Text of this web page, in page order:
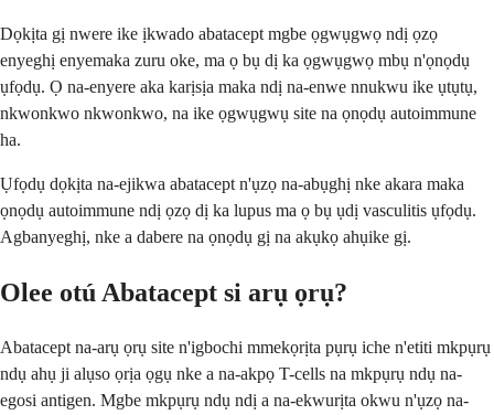
Dọkịta gị nwere ike ịkwado abatacept mgbe ọgwụgwọ ndị ọzọ
enyeghị enyemaka zuru oke, ma ọ bụ dị ka ọgwụgwọ mbụ n'ọnọdụ
ụfọdụ. Ọ na-enyere aka karịsịa maka ndị na-enwe nnukwu ike ụtụtụ,
nkwonkwo nkwonkwo, na ike ọgwụgwụ site na ọnọdụ autoimmune
ha.
Ụfọdụ dọkịta na-ejikwa abatacept n'ụzọ na-abụghị nke akara maka
ọnọdụ autoimmune ndị ọzọ dị ka lupus ma ọ bụ ụdị vasculitis ụfọdụ.
Agbanyeghị, nke a dabere na ọnọdụ gị na akụkọ ahụike gị.
Olee otú Abatacept si arụ ọrụ?
Abatacept na-arụ ọrụ site n'igbochi mmekọrịta pụrụ iche n'etiti mkpụrụ
ndụ ahụ ji alụso ọrịa ọgụ nke a na-akpọ T-cells na mkpụrụ ndụ na-
egosi antigen. Mgbe mkpụrụ ndụ ndị a na-ekwurịta okwu n'ụzọ na-